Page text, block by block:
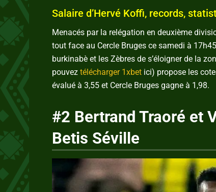
Salaire d’Hervé Koffi, records,
Menacés par la relégation en deuxième
tout face au Cercle Bruges ce samedi à
burkinabè et les Zèbres de s’éloigner de la
pouvez télécharger 1xbet ici) propose les
évalué à 3,55 et Cercle Bruges gagne à 1,98.
#2 Bertrand Traoré et
Betis Séville